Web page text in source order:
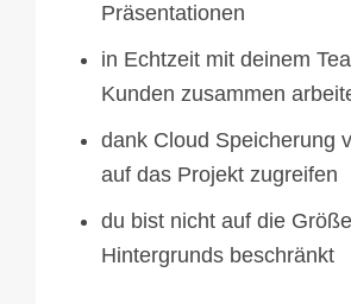
Präsentationen
in Echtzeit mit deinem
Kunden zusammen
dank Cloud Speicherung
auf das Projekt zugreifen
du bist nicht auf die
Hintergrunds beschränkt